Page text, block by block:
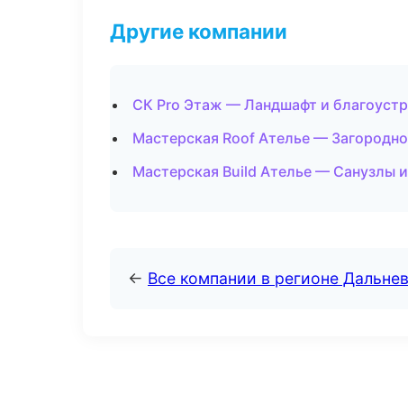
Другие компании
СК Pro Этаж — Ландшафт и
Мастерская Roof Ателье —
Мастерская Build Ателье — Санузлы
← Все компании в регионе